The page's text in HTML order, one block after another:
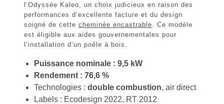
l’Odyssée Kaleo , un choix judicieux en raison des
performances d’excellente facture et du design
soigné de cette cheminée encastrable . Ce modèle
est éligible aux aides gouvernementales pour
l’installation d’un poêle à bois.
Puissance nominale : 9,5 kW
Rendement : 76,6 %
Technologies : double combustion, air direct
Labels : Ecodesign 2022, RT 2012